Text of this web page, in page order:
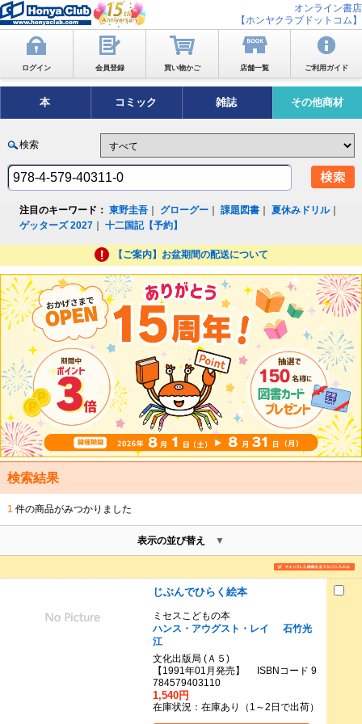
オンライン書店
【ホンヤクラブドットコム】
ログイン 会員登録 買い物かご 店舗一覧 ご利用ガイド
本 コミック 雑誌 その他商材
検索
注目のキーワード： 東野圭吾 グローグー ｜課題図書 ｜夏休みドリル｜
ゲッターズ 2027 ｜十二国記【予約】
【ご案内】お盆期間の配送について
検索結果
1 件の商品がみつかりました
表示の並び替え
じぶんでひらく絵本
ミセスこどもの本
ハンス・アウグスト・レイ
石竹光
江
文化出版局 (Ａ５)
【1991年01月発売】 ISBNコード 9
784579403110
1,540円
在庫状況：在庫あり（1～2日で出荷）